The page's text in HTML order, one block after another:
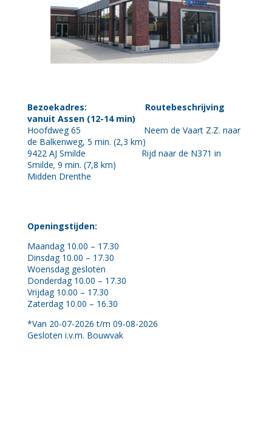
Bezoekadres: Routebeschrijving
vanuit Assen (12-14 min)
Hoofdweg 65 Neem de Vaart Z.Z. naar
de Balkenweg, 5 min. (2,3 km)
9422 AJ Smilde Rijd naar de N371 in
Smilde, 9 min. (7,8 km)
Midden Drenthe
Openingstijden:
Maandag 10.00 – 17.30
Dinsdag 10.00 – 17.30
Woensdag gesloten
Donderdag 10.00 – 17.30
Vrijdag 10.00 – 17.30
Zaterdag 10.00 – 16.30
*Van 20-07-2026 t/m 09-08-2026
Gesloten i.v.m. Bouwvak